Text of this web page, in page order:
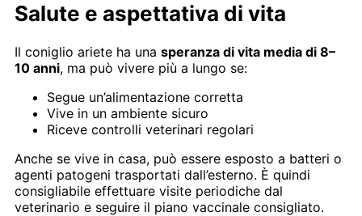
Salute e aspettativa di vita
Il coniglio ariete ha una speranza di vita media di 8–
10 anni, ma può vivere più a lungo se:
Segue un’alimentazione corretta
Vive in un ambiente sicuro
Riceve controlli veterinari regolari
Anche se vive in casa, può essere esposto a batteri o
agenti patogeni trasportati dall’esterno. È quindi
consigliabile effettuare visite periodiche dal
veterinario e seguire il piano vaccinale consigliato.